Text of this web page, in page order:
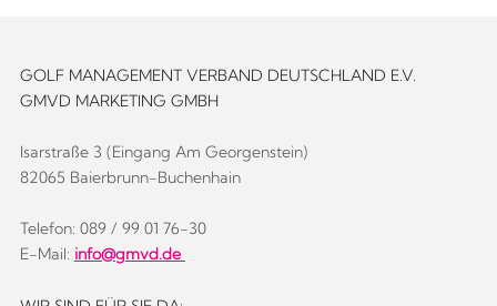
GOLF MANAGEMENT VERBAND DEUTSCHLAND E.V.
GMVD MARKETING GMBH
Isarstraße 3 (Eingang Am Georgenstein)
82065 Baierbrunn-Buchenhain
Telefon: 089 / 99 01 76-30
E-Mail: info@gmvd.de